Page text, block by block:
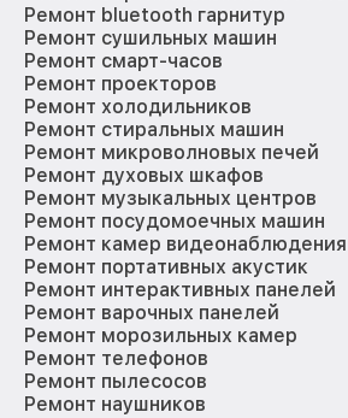
Ремонт bluetooth гарнитур
Ремонт сушильных машин
Ремонт смарт-часов
Ремонт проекторов
Ремонт холодильников
Ремонт стиральных машин
Ремонт микроволновых печей
Ремонт духовых шкафов
Ремонт музыкальных центров
Ремонт посудомоечных машин
Ремонт камер видеонаблюдения
Ремонт портативных акустик
Ремонт интерактивных панелей
Ремонт варочных панелей
Ремонт морозильных камер
Ремонт телефонов
Ремонт пылесосов
Ремонт наушников